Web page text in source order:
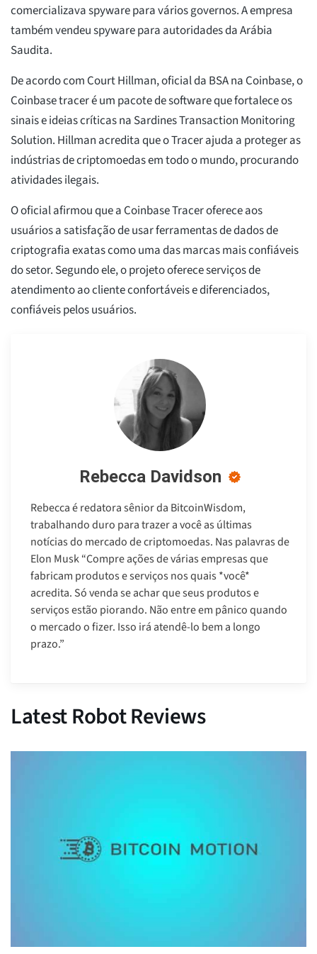
comercializava spyware para vários governos. A empresa
também vendeu spyware para autoridades da Arábia
Saudita.
De acordo com Court Hillman, oficial da BSA na Coinbase, o
Coinbase tracer é um pacote de software que fortalece os
sinais e ideias críticas na Sardines Transaction Monitoring
Solution. Hillman acredita que o Tracer ajuda a proteger as
indústrias de criptomoedas em todo o mundo, procurando
atividades ilegais.
O oficial afirmou que a Coinbase Tracer oferece aos
usuários a satisfação de usar ferramentas de dados de
criptografia exatas como uma das marcas mais confiáveis
do setor. Segundo ele, o projeto oferece serviços de
atendimento ao cliente confortáveis e diferenciados,
confiáveis pelos usuários.
Rebecca Davidson
Rebecca é redatora sênior da BitcoinWisdom,
trabalhando duro para trazer a você as últimas
notícias do mercado de criptomoedas. Nas palavras de
Elon Musk “Compre ações de várias empresas que
fabricam produtos e serviços nos quais *você*
acredita. Só venda se achar que seus produtos e
serviços estão piorando. Não entre em pânico quando
o mercado o fizer. Isso irá atendê-lo bem a longo
prazo.”
Latest Robot Reviews